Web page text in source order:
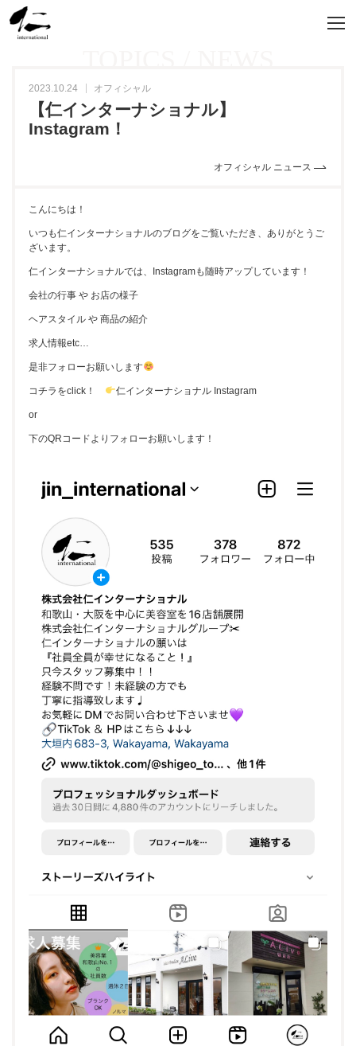
2023.10.24 オフィシャル
【仁インターナショナル】
Instagram！
オフィシャル ニュース
こんにちは！
いつも仁インターナショナルのブログをご覧いただき、ありがとうご
ざいます。
仁インターナショナルでは、Instagramも随時アップしています！
会社の行事 や お店の様子
ヘアスタイル や 商品の紹介
求人情報etc…
是非フォローお願いします
コチラをclick！ 仁インターナショナル Instagram
or
下のQRコードよりフォローお願いします！